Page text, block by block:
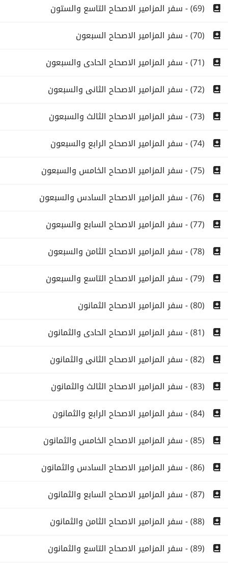
(69) - سفر المزامير الاصحاح التاسع والستون
(70) - سفر المزامير الاصحاح السبعون
(71) - سفر المزامير الاصحاح الحادى والسبعون
(72) - سفر المزامير الاصحاح الثانى والسبعون
(73) - سفر المزامير الاصحاح الثالث والسبعون
(74) - سفر المزامير الاصحاح الرابع والسبعون
(75) - سفر المزامير الاصحاح الخامس والسبعون
(76) - سفر المزامير الاصحاح السادس والسبعون
(77) - سفر المزامير الاصحاح السابع والسبعون
(78) - سفر المزامير الاصحاح الثامن والسبعون
(79) - سفر المزامير الاصحاح التاسع والسبعون
(80) - سفر المزامير الاصحاح الثمانون
(81) - سفر المزامير الاصحاح الحادى والثمانون
(82) - سفر المزامير الاصحاح الثانى والثمانون
(83) - سفر المزامير الاصحاح الثالث والثمانون
(84) - سفر المزامير الاصحاح الرابع والثمانون
(85) - سفر المزامير الاصحاح الخامس والثمانون
(86) - سفر المزامير الاصحاح السادس والثمانون
(87) - سفر المزامير الاصحاح السابع والثمانون
(88) - سفر المزامير الاصحاح الثامن والثمانون
(89) - سفر المزامير الاصحاح التاسع والثمانون